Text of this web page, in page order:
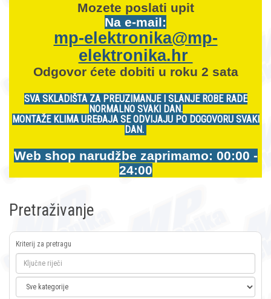
Mozete poslati upit
Na e-mail:
mp-elektronika@mp-
elektronika.hr
Odgovor ćete dobiti u roku 2 sata
SVA SKLADIŠTA ZA PREUZIMANJE I SLANJE ROBE RADE
NORMALNO SVAKI DAN.
MONTAŽE KLIMA UREĐAJA SE ODVIJAJU PO DOGOVORU SVAKI
DAN.
Web shop narudžbe zaprimamo: 00:00 -
24:00
Pretraživanje
Kriterij za pretragu